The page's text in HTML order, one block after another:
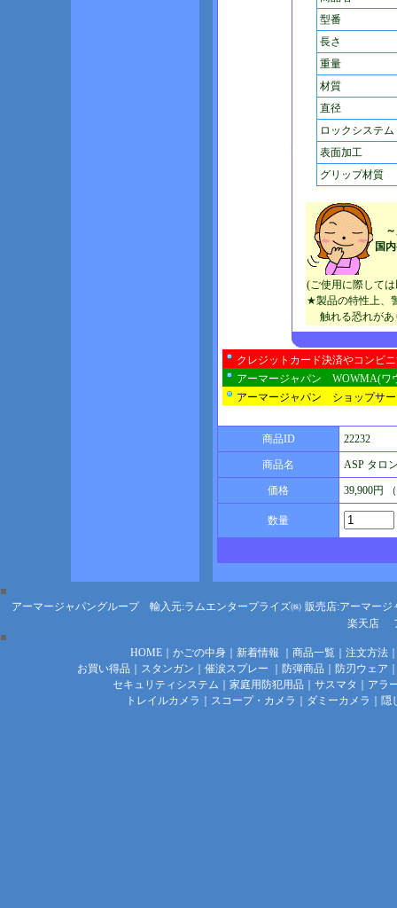
型番
長さ
重量
材質
直径
ロックシステム
表面加工
グリップ材質
～
国
(ご使用に際して
★製品の特性上、
触れる恐れがあ
クレジットカード決済やコンビ
アーマージャパン WOWMA(ワ
アーマージャパン ショップサ
商品ID 22232
商品名 ASP タロ
価格 39,900円
数量
アーマージャパングループ 輸入元:ラムエンタープライズ㈱ 販売店:アーマージ
楽天店
HOME｜ かごの中身｜ 新着情報 商品一覧｜ 注文方法
お買い得品
スタンガン 催涙スプレー 防弾商品 防刃ウェア
セキュリティシステム
家庭用防犯用品 サスマタ
アラ
トレイルカメラ
スコープ・カメラ ダミーカメラ 隠